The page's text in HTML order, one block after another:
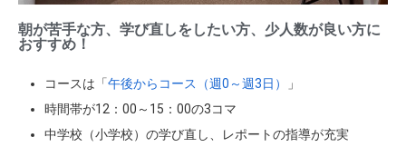
朝が苦手な方、学び直しをしたい方、少人数が良い方に
おすすめ！
コースは「午後からコース（週0～週3日）
」
時間帯が12：00～15：00の3コマ
中学校（小学校）の学び直し、レポートの指導が充実